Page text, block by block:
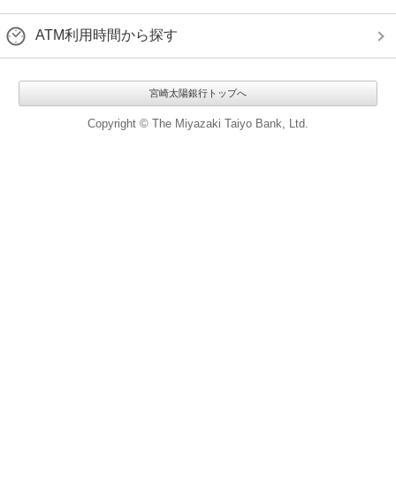
ATM利用時間から探す
宮崎太陽銀行トップへ
Copyright © The Miyazaki Taiyo Bank, Ltd.